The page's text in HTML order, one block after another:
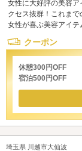
女性に大好評の美容
クセス抜群！これまで
女性が喜ぶ美容アイテ
クーポン
休憩300円OFF
宿泊500円OFF
埼玉県 川越市大仙波